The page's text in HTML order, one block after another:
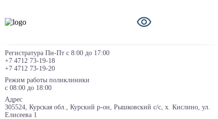
Регистратура Пн-Пт с 8:00 до 17:00
+7 4712 73-19-18
+7 4712 73-19-20
Режим работы поликлиники
с 08:00 до 18:00
Адрес
305524, Курская обл., Курский р-он, Рышковский с/с, х. Кислино, ул.
Елисеева 1